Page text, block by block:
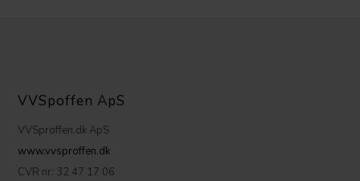
VVSpoffen ApS
VVSproffen.dk ApS
www.vvsproffen.dk
CVR nr: 32 47 17 06